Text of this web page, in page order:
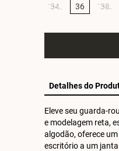
34 36 38
Detalhes do
Eleve seu guarda-
e modelagem reta,
algodão, oferece
escritório a um